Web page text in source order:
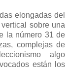
elongadas del
sobre una
la número 31 de
complejas de
algo
están los